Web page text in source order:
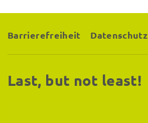
Barrierefreiheit Datenschutz
Last, but not least!